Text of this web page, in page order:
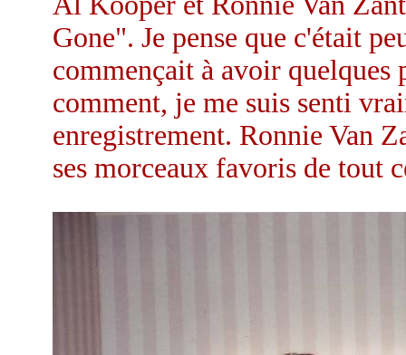
Gone". Je pense que c'était
commençait à avoir quelques
comment, je me suis senti
enregistrement. Ronnie Van
ses morceaux favoris de tout